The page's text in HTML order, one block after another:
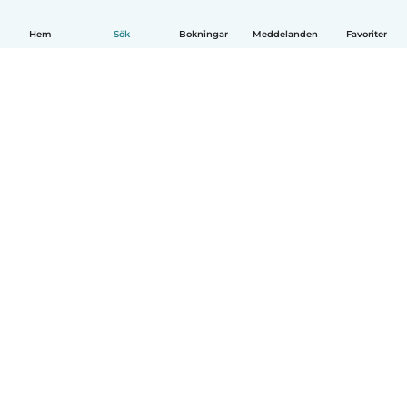
Hem Sök Bokningar Meddelanden Favoriter